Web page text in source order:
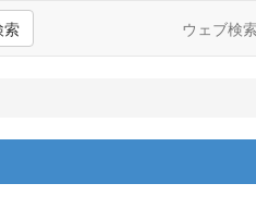
索 ウェブ検